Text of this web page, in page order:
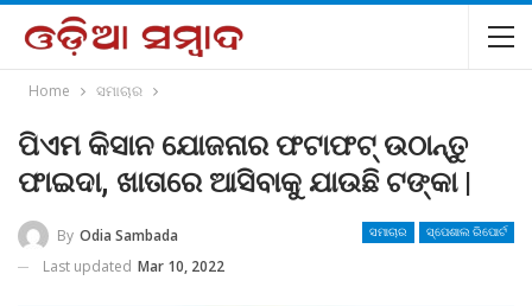
Home ସମାଚାର
ପିଏମ କିସାନ ଯୋଜନାର ଫଟାଫଟ୍ ଉଠାନ୍ତୁ
ଫାଇଦା, ଖାତାରେ ଆସିବାକୁ ଯାଉଛି ଟଙ୍କା |
ସମାଚାର ସ୍ପେଶାଲ ରିପୋର୍ଟ
By Odia Sambada
Last updated Mar 10, 2022